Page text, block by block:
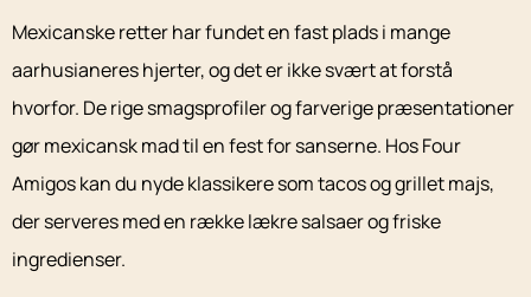
Mexicanske retter har fundet en fast plads i mange
aarhusianeres hjerter, og det er ikke svært at forstå
hvorfor. De rige smagsprofiler og farverige præsentationer
gør mexicansk mad til en fest for sanserne. Hos Four
Amigos kan du nyde klassikere som tacos og grillet majs,
der serveres med en række lækre salsaer og friske
ingredienser.